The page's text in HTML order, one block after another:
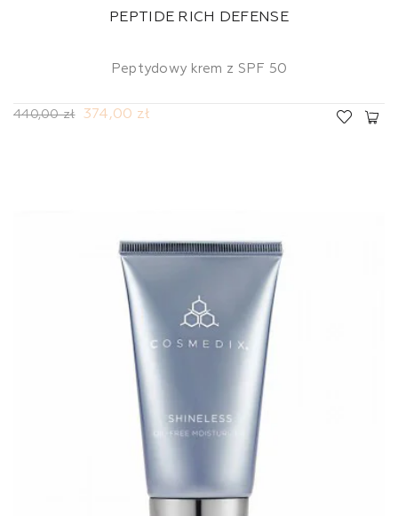
PEPTIDE RICH DEFENSE
Peptydowy krem z SPF 50
440,00 zł 374,00 zł